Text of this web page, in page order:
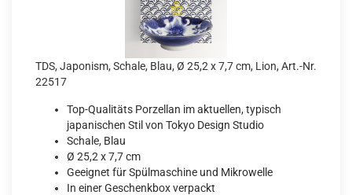
TDS, Japonism, Schale, Blau, Ø 25,2 x 7,7 cm, Lion, Art.-Nr.
22517
Top-Qualitäts Porzellan im aktuellen, typisch
japanischen Stil von Tokyo Design Studio
Schale, Blau
Ø 25,2 x 7,7 cm
Geeignet für Spülmaschine und Mikrowelle
In einer Geschenkbox verpackt